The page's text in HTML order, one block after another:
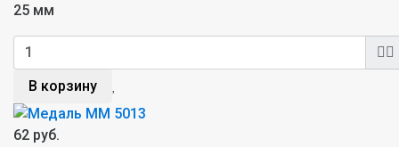
25 мм
В корзину
62 руб.